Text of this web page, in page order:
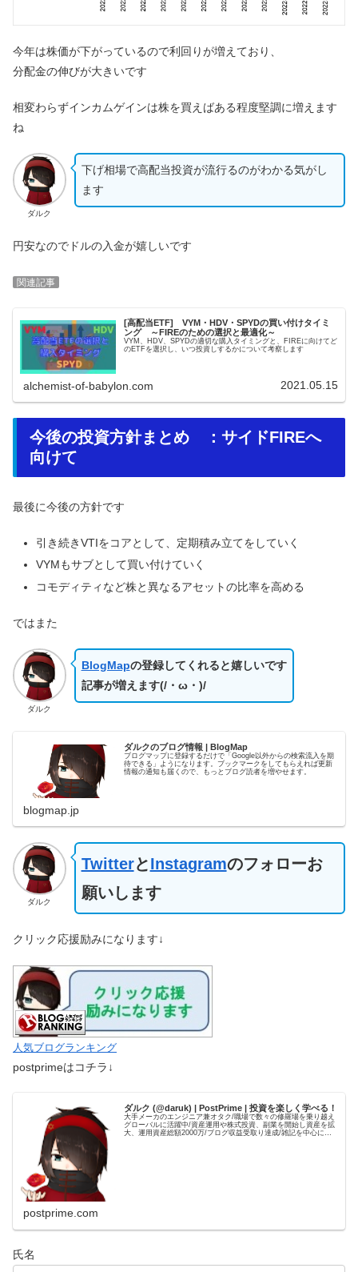
今年は株価が下がっているので利回りが増えており、
分配金の伸びが大きいです
相変わらずインカムゲインは株を買えばある程度堅調に増えます
ね
ダルク
下げ相場で高配当投資が流行るのがわかる気がし
ます
円安なのでドルの入金が嬉しいです
関連記事
[高配当ETF] VYM・HDV・SPYDの買い付けタイミ
ング ～FIREのための選択と最適化～
VYM、HDV、SPYDの適切な購入タイミングと、FIREに向けてど
のETFを選択し、いつ投資しするかについて考察します
alchemist-of-babylon.com 2021.05.15
今後の投資方針まとめ ：サイドFIREへ
向けて
最後に今後の方針です
引き続きVTIをコアとして、定期積み立てをしていく
VYMもサブとして買い付けていく
コモディティなど株と異なるアセットの比率を高める
ではまた
ダルク
BlogMapの登録してくれると嬉しいです
記事が増えます(/・ω・)/
ダルクのブログ情報 | BlogMap
ブログマップに登録するだけで「Google以外からの検索流入を期
待できる」ようになります。ブックマークをしてもらえれば更新
情報の通知も届くので、もっとブログ読者を増やせます。
blogmap.jp
ダルク
TwitterとInstagramのフォローお
願いします
クリック応援励みになります↓
人気ブログランキング
postprimeはコチラ↓
ダルク (@daruk) | PostPrime | 投資を楽しく学べる！
大手メーカのエンジニア兼オタク/職場で数々の修羅場を乗り越え
グローバルに活躍中/資産運用や株式投資、副業を開始し資産を拡
大、運用資産総額2000万/ブログ収益受取り達成/雑記を中心に、
postprime.com
氏名